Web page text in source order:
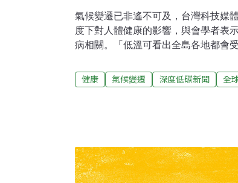
氣候變遷已非遙不可及，台灣科技媒
度下對人體健康的影響，與會學者表
病相關。「低溫可看出全島各地都會
各國領導人採取緊急行動，限制全球
要關聯性。台灣腎功能疾病風險較高
腎功能疾病風險也較高。相較於國際
以2000至2016年全台健康分析資料
較高，台灣則相反，「所以我們從過
健康 氣候變遷 深度低碳新聞 全